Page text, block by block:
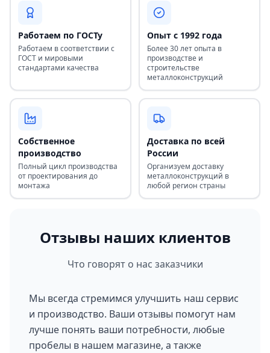
Работаем по ГОСТу
Работаем в соответствии с
ГОСТ и мировыми
стандартами качества
Опыт с 1992 года
Более 30 лет опыта в
производстве и
строительстве
металлоконструкций
Собственное
производство
Полный цикл производства
от проектирования до
монтажа
Доставка по всей
России
Организуем доставку
металлоконструкций в
любой регион страны
Отзывы наших клиентов
Что говорят о нас заказчики
Мы всегда стремимся улучшить наш сервис
и производство. Ваши отзывы помогут нам
лучше понять ваши потребности, любые
пробелы в нашем магазине, а также